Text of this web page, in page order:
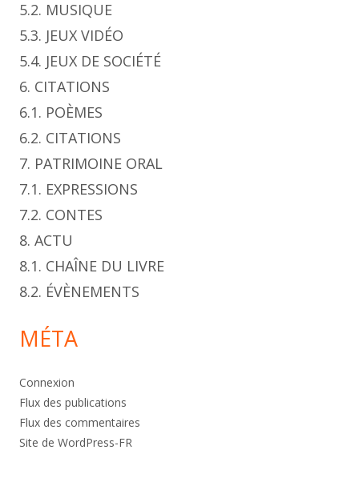
5.2. MUSIQUE
5.3. JEUX VIDÉO
5.4. JEUX DE SOCIÉTÉ
6. CITATIONS
6.1. POÈMES
6.2. CITATIONS
7. PATRIMOINE ORAL
7.1. EXPRESSIONS
7.2. CONTES
8. ACTU
8.1. CHAÎNE DU LIVRE
8.2. ÉVÈNEMENTS
MÉTA
Connexion
Flux des publications
Flux des commentaires
Site de WordPress-FR